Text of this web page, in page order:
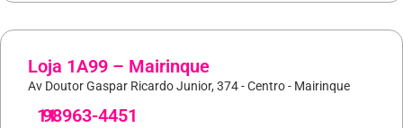
Loja 1A99 – Mairinque
Av Doutor Gaspar Ricardo Junior, 374 - Centro - Mairinque
11
98963-4451